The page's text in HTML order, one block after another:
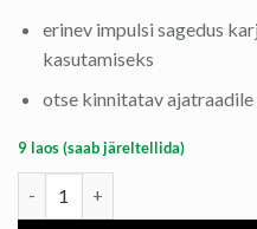
erinev impulsi sagedus
kasutamiseks
otse kinnitatav
9 laos (saab järeltellida)